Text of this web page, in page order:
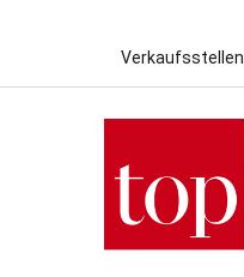
Verkaufsstellen